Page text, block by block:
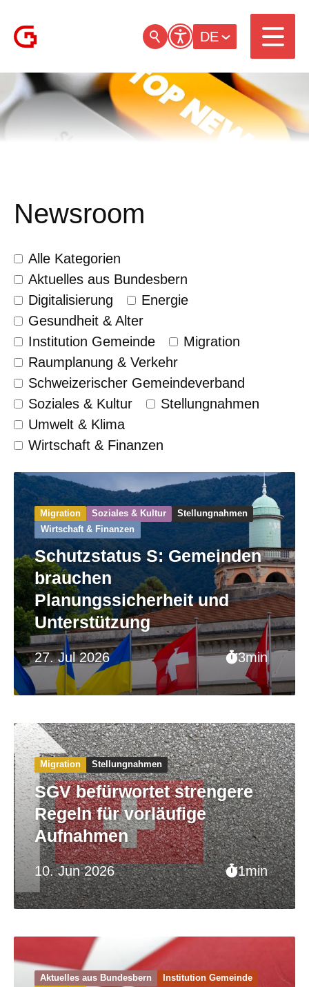
DE
Newsroom
Alle Kategorien
Aktuelles aus Bundesbern
Digitalisierung
Energie
Gesundheit & Alter
Institution Gemeinde
Migration
Raumplanung & Verkehr
Schweizerischer Gemeinde­verband
Soziales & Kultur
Stellungnahmen
Umwelt & Klima
Wirtschaft & Finanzen
27. Jul 2026 3min
Migration Soziales & Kultur
Stellungnahmen
Wirtschaft & Finanzen
Schutzstatus S: Gemeinden
brauchen
Planungssicherheit und
Unterstützung
10. Jun 2026 1min
Migration Stellungnahmen
SGV befürwortet strengere
Regeln für vorläufige
Aufnahmen
Aktuelles aus Bundesbern
Institution Gemeinde